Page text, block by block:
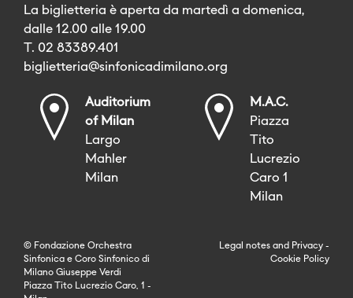
La biglietteria è aperta da martedì a domenica,
dalle 12.00 alle 19.00
T. 02 83389.401
biglietteria@sinfonicadimilano.org
Auditorium
of Milan
Largo
Mahler
Milan
M.A.C.
Piazza
Tito
Lucrezio
Caro 1
Milan
© Fondazione Orchestra
Sinfonica e Coro Sinfonico di
Milano Giuseppe Verdi
Piazza Tito Lucrezio Caro, 1 -
Legal notes and Privacy -
Cookie Policy